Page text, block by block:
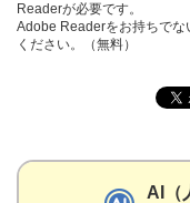
Readerが必要です。
Adobe Readerをお持ちでな
ください。（無料）
AI（